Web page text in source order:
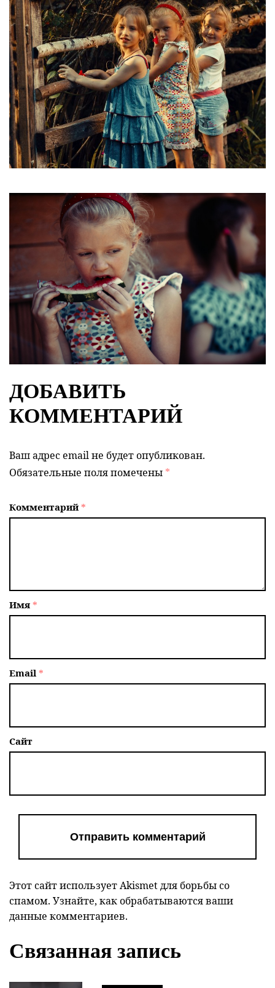
ДОБАВИТЬ
КОММЕНТАРИЙ
Ваш адрес email не будет опубликован.
Обязательные поля помечены *
Комментарий*
Имя *
Email *
Сайт
Этот сайт использует Akismet для борьбы со
спамом. Узнайте, как обрабатываются ваши
данные комментариев.
Связанная запись